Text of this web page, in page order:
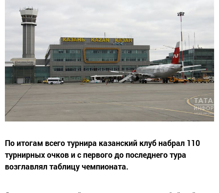
По итогам всего турнира казанский клуб набрал 110
турнирных очков и с первого до последнего тура
возглавлял таблицу чемпионата.